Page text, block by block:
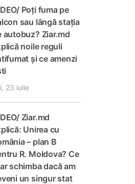
Poți fuma pe
sau lângă stația
autobuz? Ziar.md
noile reguli
și ce amenzi
23 iulie
Ziar.md
Unirea cu
– plan B
R. Moldova? Ce
schimba dacă am
un singur stat